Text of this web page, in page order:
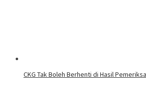
CKG Tak Boleh Berhenti di Hasil